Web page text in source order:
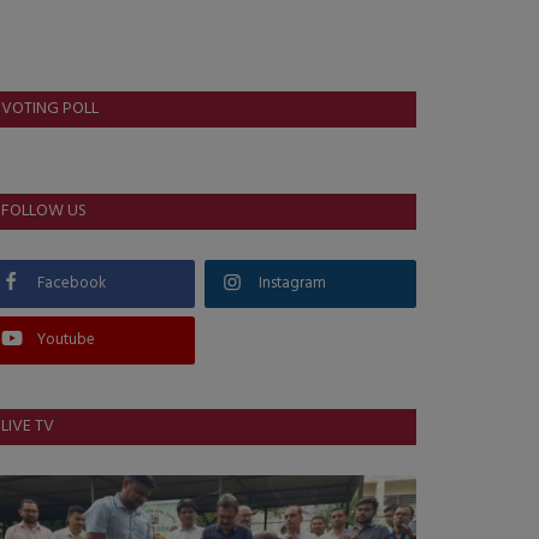
VOTING POLL
FOLLOW US
Facebook Instagram
Youtube
LIVE TV